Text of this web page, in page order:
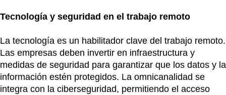
Tecnología y seguridad en el trabajo remoto
La tecnología es un habilitador clave del trabajo remoto.
Las empresas deben invertir en infraestructura y
medidas de seguridad para garantizar que los datos y la
información estén protegidos. La omnicanalidad se
integra con la ciberseguridad, permitiendo el acceso